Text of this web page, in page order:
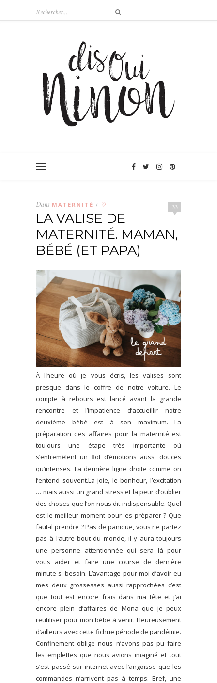
33
Dans MATERNITÉ / ♡
LA VALISE DE
MATERNITÉ. MAMAN,
BÉBÉ (ET PAPA)
À l’heure où je vous écris, les valises sont
presque dans le coffre de notre voiture. Le
compte à rebours est lancé avant la grande
rencontre et l’impatience d’accueillir notre
deuxième bébé est à son maximum. La
préparation des affaires pour la maternité est
toujours une étape très importante où
s’entremêlent un flot d’émotions aussi douces
qu’intenses. La dernière ligne droite comme on
l’entend souvent.La joie, le bonheur, l’excitation
… mais aussi un grand stress et la peur d’oublier
des choses que l’on nous dit indispensable. Quel
est le meilleur moment pour les préparer ? Que
faut-il prendre ? Pas de panique, vous ne partez
pas à l’autre bout du monde, il y aura toujours
une personne attentionnée qui sera là pour
vous aider et faire une course de dernière
minute si besoin. L’avantage pour moi d’avoir eu
mes deux grossesses aussi rapprochées c’est
que tout est encore frais dans ma tête et j’ai
encore plein d’affaires de Mona que je peux
réutiliser pour mon bébé à venir. Heureusement
d’ailleurs avec cette fichue période de pandémie.
Confinement oblige nous n’avons pas pu faire
les emplettes que nous avions imaginé et tout
s’est passé sur internet avec l’angoisse que les
commandes n’arrivent pas à temps. Bref, une